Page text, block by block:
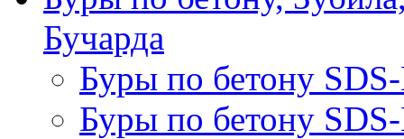
Бучарда
Буры по бетону
Буры по бетону